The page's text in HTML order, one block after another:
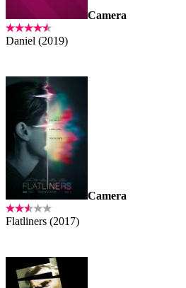
Camera
Daniel (2019)
Camera
Flatliners (2017)